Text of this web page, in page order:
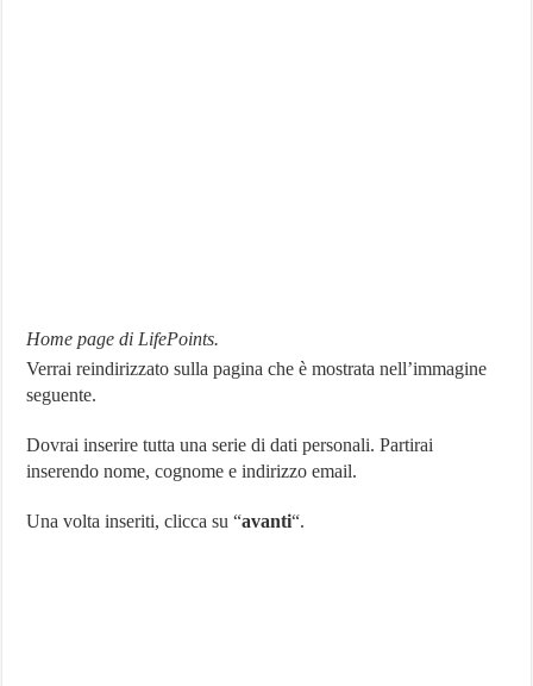
Home page di LifePoints.
Verrai reindirizzato sulla pagina che è mostrata nell’immagine
seguente.
Dovrai inserire tutta una serie di dati personali. Partirai
inserendo nome, cognome e indirizzo email.
Una volta inseriti, clicca su “avanti“.